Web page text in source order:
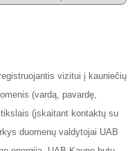
vizitui į kauniečių
(vardą, pavardę,
(įskaitant kontaktų su
duomenų valdytojai UAB